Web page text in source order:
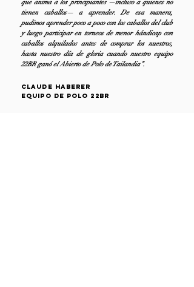
que anima a los principiantes —incluso a quienes no
tienen caballos— a aprender. De esa manera,
pudimos aprender poco a poco con los caballos del club
y luego participar en torneos de menor hándicap con
caballos alquilados antes de comprar los nuestros,
hasta nuestro día de gloria cuando nuestro equipo
22BR ganó el Abierto de Polo de Tailandia”.
Claude Haberer
Equipo de polo 22BR